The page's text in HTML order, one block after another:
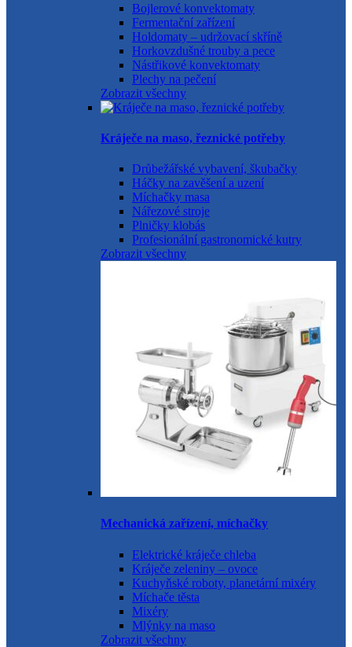
Bojlerové konvektomaty
Fermentační zařízení
Holdomaty – udržovací skříně
Horkovzdušné trouby a pece
Nástřikové konvektomaty
Plechy na pečení
Zobrazit všechny
Kráječe na maso, řeznické potřeby
Drůbežářské vybavení, škubačky
Háčky na zavěšení a uzení
Míchačky masa
Nářezové stroje
Plničky klobás
Profesionální gastronomické kutry
Zobrazit všechny
Mechanická zařízení, míchačky
Elektrické kráječe chleba
Kráječe zeleniny – ovoce
Kuchyňské roboty, planetární mixéry
Míchače těsta
Mixéry
Mlýnky na maso
Zobrazit všechny